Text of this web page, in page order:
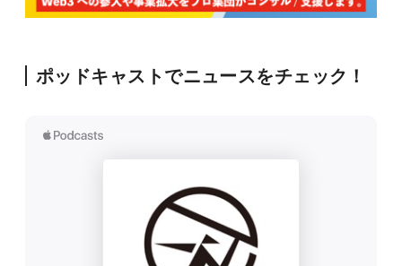
ポッドキャストでニュースをチェック！